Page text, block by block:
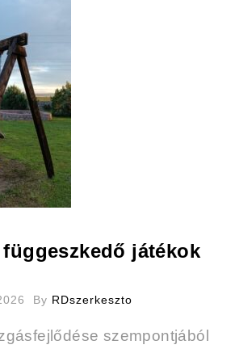
függeszkedő játékok
By RDszerkeszto
szempontjából